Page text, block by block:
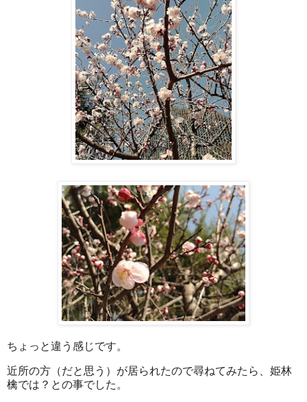
ちょっと違う感じです。
近所の方（だと思う）が居られたので尋ねてみたら、姫林
檎では？との事でした。